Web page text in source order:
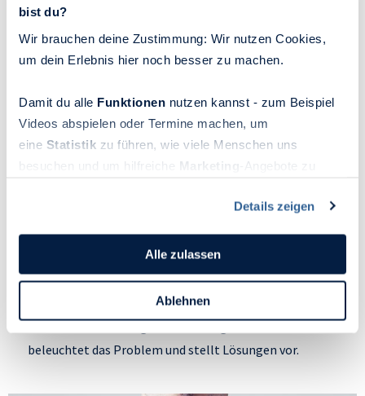
bist du?
Wir brauchen deine Zustimmung: Wir nutzen Cookies,
um dein Erlebnis hier noch besser zu machen.
Damit du alle Funktionen nutzen kannst - zum Beispiel
Videos abspielen oder Termine machen, um
eine Statistik zu führen, wie viele Menschen uns
besuchen und um hilfreiche Marketing
-Angebote zu
Du kannst deine Einwilligung jederzeit widerrufen oder
Ecke des Bildschirms klickst. Lies mehr darüber, wie wir
Cookies und andere Technologien zur Erfassung
Details zeigen
Alle zulassen
Ablehnen
Während sich jeder Mensch manchmal schuldig fühlt,
neigen einige Personen zu generalisierten
Schuldgefühlen: Andauernd nagt das schlechte
Gewissen an ihnen und redet ihnen ein, sie blieben
hinter den Erwartungen zurück. Ragnhild Struss
beleuchtet das Problem und stellt Lösungen vor.